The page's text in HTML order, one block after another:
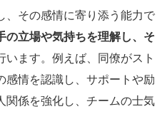
、その感情に寄り添う能力で
の立場や気持ちを理解し、そ
います。例えば、同僚がスト
感情を認識し、サポートや励
関係を強化し、チームの士気